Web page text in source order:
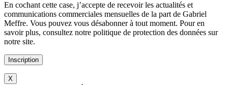
En cochant cette case, j’accepte de recevoir les actualités et
communications commerciales mensuelles de la part de Gabriel
Meffre. Vous pouvez vous désabonner à tout moment. Pour en
savoir plus, consultez notre politique de protection des données sur
notre site.
Inscription
X